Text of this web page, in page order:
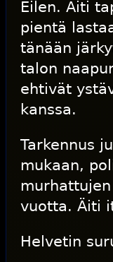
Eilen. Äiti
pientä
tänään
talon
ehtivät
kanssa.
Tarkennus
mukaan,
vuotta. Äiti
Helvetin